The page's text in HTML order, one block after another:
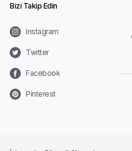
Bizi Takip Edin
Instagram
Twitter
Facebook
Pinterest